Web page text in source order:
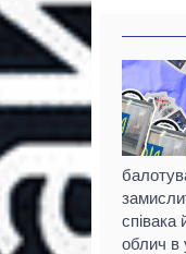
співака
облич в